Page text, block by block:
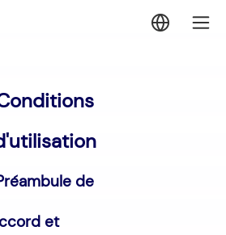
de
et